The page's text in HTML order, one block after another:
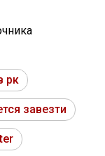
рк
завезти